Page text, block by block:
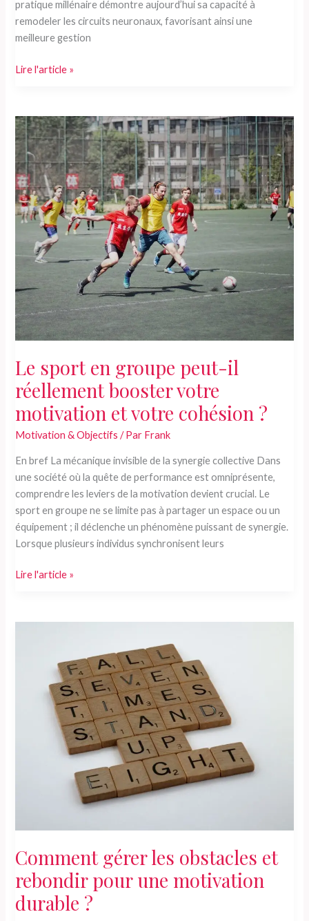
pratique millénaire démontre aujourd’hui sa capacité à
remodeler les circuits neuronaux, favorisant ainsi une
meilleure gestion
Le
il
réellement
renforcer
votre
motivation
et
votre
flexibilité
mentale
Lire l'article »
Le sport en groupe peut-il
réellement booster votre
motivation et votre cohésion ?
Motivation & Objectifs / Par Frank
En bref La mécanique invisible de la synergie collective Dans
une société où la quête de performance est omniprésente,
comprendre les leviers de la motivation devient crucial. Le
sport en groupe ne se limite pas à partager un espace ou un
équipement ; il déclenche un phénomène puissant de synergie.
Lorsque plusieurs individus synchronisent leurs
Le
groupe
réellement
booster
motivation
Lire l'article »
Comment gérer les obstacles et
rebondir pour une motivation
durable ?